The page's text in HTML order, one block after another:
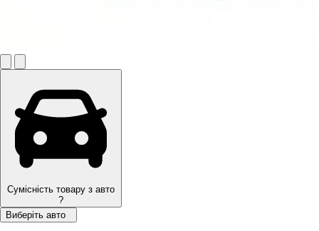
Сумісність товару з авто
?
Виберіть авто